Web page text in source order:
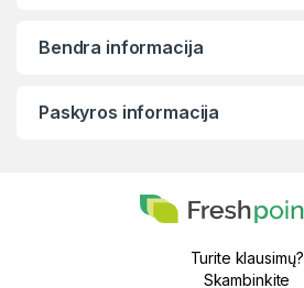
Bendra informacija
Paskyros informacija
Turite klausimų?
Skambinkite